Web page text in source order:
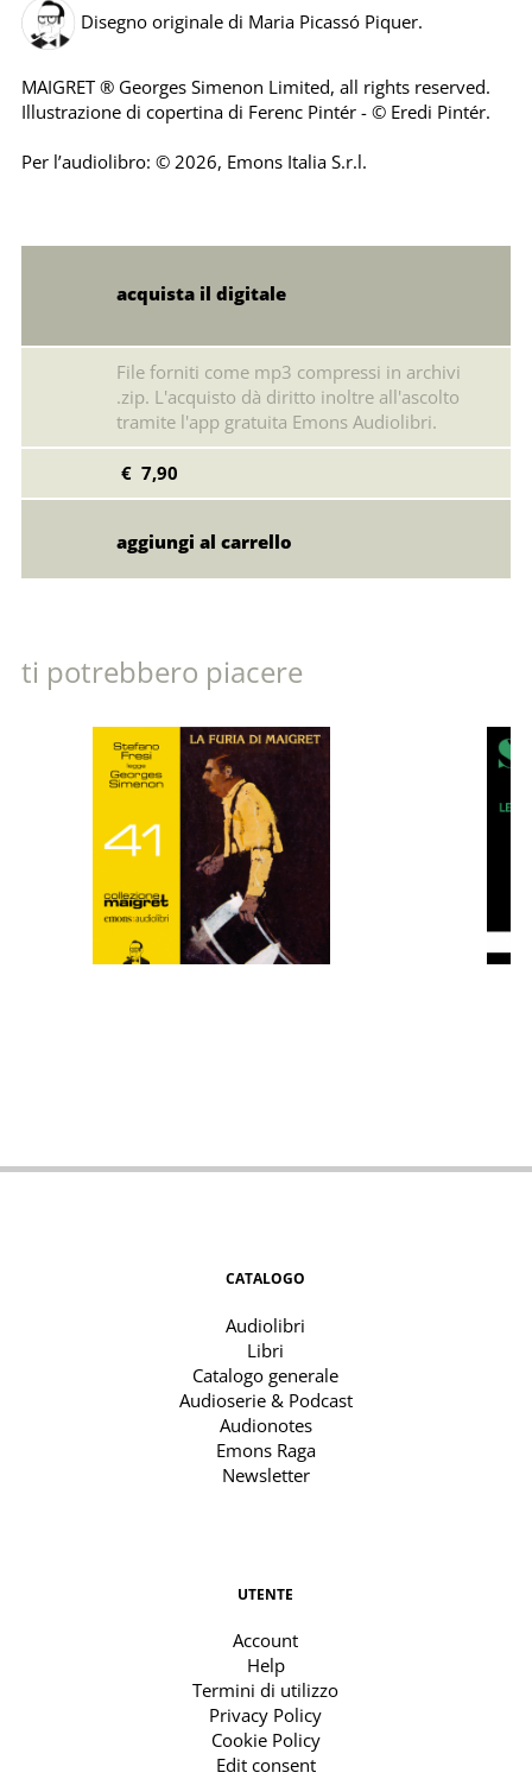
Disegno originale di Maria Picassó Piquer.
MAIGRET ® Georges Simenon Limited, all rights reserved.
Illustrazione di copertina di Ferenc Pintér - © Eredi Pintér.
Per l’audiolibro: © 2026, Emons Italia S.r.l.
acquista il digitale
File forniti come mp3 compressi in archivi
.zip. L'acquisto dà diritto inoltre all'ascolto
tramite l'app gratuita Emons Audiolibri.
€ 7,90
ti potrebbero piacere
CATALOGO
Audiolibri
Libri
Catalogo generale
Audioserie & Podcast
Audionotes
Emons Raga
Newsletter
UTENTE
Account
Help
Termini di utilizzo
Privacy Policy
Cookie Policy
Edit consent